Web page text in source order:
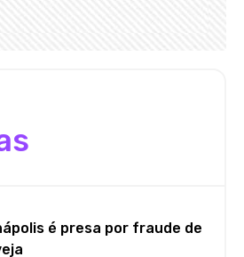
é presa por fraude de